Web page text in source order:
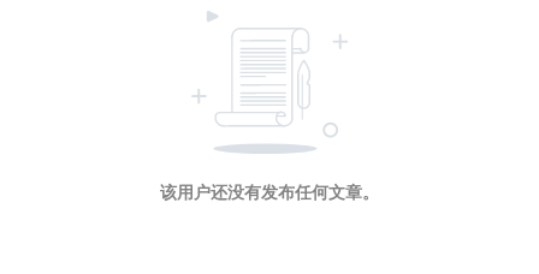
该用户还没有发布任何文章。